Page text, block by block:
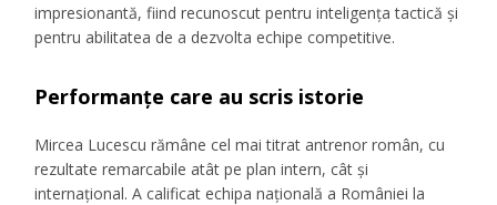
impresionantă, fiind recunoscut pentru inteligența tactică și
pentru abilitatea de a dezvolta echipe competitive.
Performanțe care au scris istorie
Mircea Lucescu rămâne cel mai titrat antrenor român, cu
rezultate remarcabile atât pe plan intern, cât și
internațional. A calificat echipa națională a României la